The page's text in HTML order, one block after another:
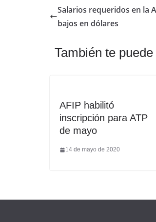
Salarios requeridos en la
bajos en dólares
También te
AFIP habilitó
inscripción para ATP
de mayo
14 de mayo de 2020